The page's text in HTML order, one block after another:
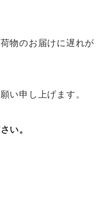
物のお届けに遅れが
い申し上げます。
い。